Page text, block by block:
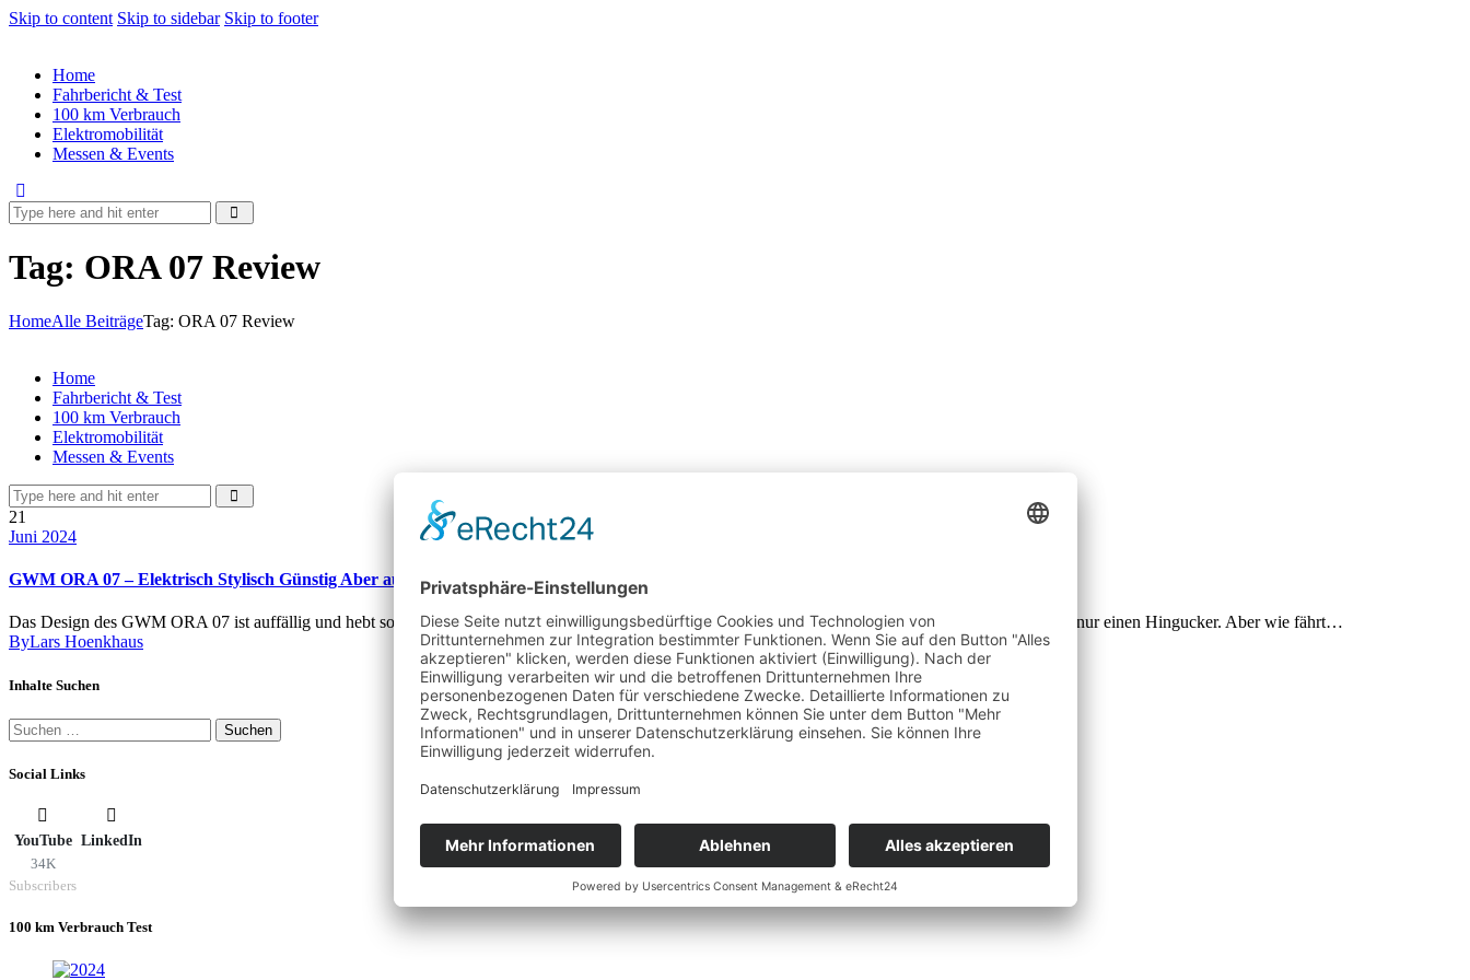
Skip to content Skip to sidebar Skip to footer
Home
Fahrbericht & Test
100 km Verbrauch
Elektromobilität
Messen & Events
Tag: ORA 07 Review
HomeAlle BeiträgeTag: ORA 07 Review
Home
Fahrbericht & Test
100 km Verbrauch
Elektromobilität
Messen & Events
21
Juni 2024
GWM ORA 07 – Elektrisch Stylisch Günstig Aber auch gut?
Das Design des GWM ORA 07 ist auffällig und hebt so die elektrische Fließhecklimouisne aus der Masse hervor. Und auch der Innenraum bietet mehr als nur einen Hingucker. Aber wie fährt…
ByLars Hoenkhaus
Inhalte Suchen
Suchen
nach:
Social Links
YouTube
34K
Subscribers
LinkedIn
100 km Verbrauch Test